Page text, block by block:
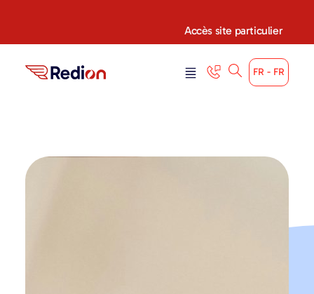
Accès site particulier
FR - FR